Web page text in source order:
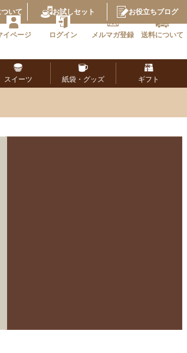
いて お試しセット お役立ちブログ
イページ ログイン メルマガ登録 送料について
スイーツ 紙袋・ グッズ ギフト